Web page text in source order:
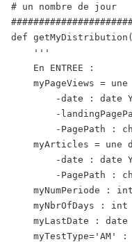
# un nombre de jour
def
    '''
    En ENTREE :
myPageViews =
-date : date
-
-PagePath :
myArticles = une
-date : date
-PagePath :
myNumPeriode :
myNbrOfDays :
myLastDate :
myTestType='AM'